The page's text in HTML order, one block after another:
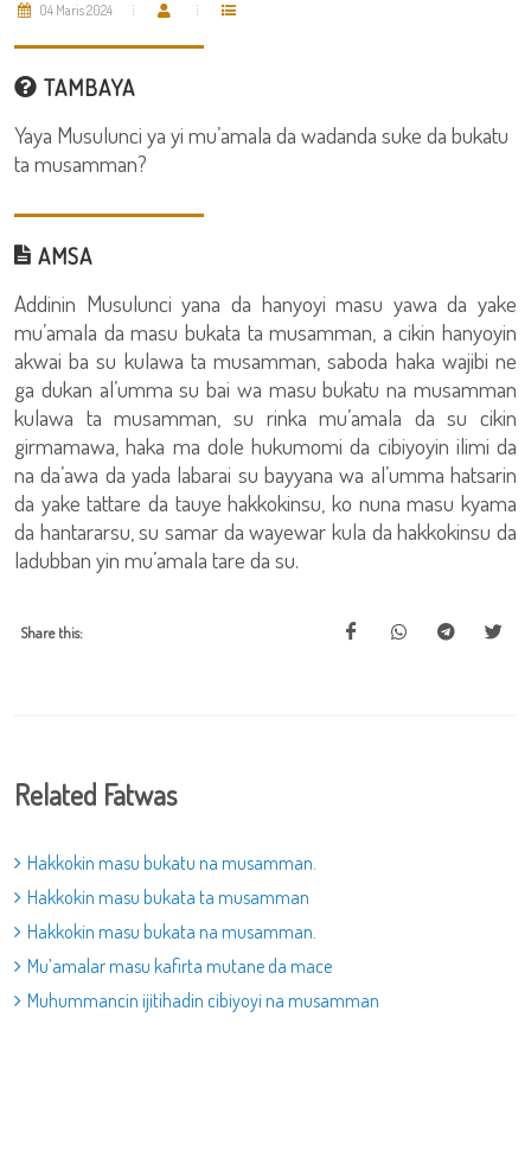
04 Maris 2024
TAMBAYA
Yaya Musulunci ya yi mu’amala da wadanda suke da bukatu
ta musamman?
AMSA
Addinin Musulunci yana da hanyoyi masu yawa da yake
mu’amala da masu bukata ta musamman, a cikin hanyoyin
akwai ba su kulawa ta musamman, saboda haka wajibi ne
ga dukan al’umma su bai wa masu bukatu na musamman
kulawa ta musamman, su rinka mu’amala da su cikin
girmamawa, haka ma dole hukumomi da cibiyoyin ilimi da
na da’awa da yada labarai su bayyana wa al’umma hatsarin
da yake tattare da tauye hakkokinsu, ko nuna masu kyama
da hantararsu, su samar da wayewar kula da hakkokinsu da
ladubban yin mu’amala tare da su.
Share this:
Related Fatwas
Hakkokin masu bukatu na musamman.
Hakkokin masu bukata ta musamman
Hakkokin masu bukata na musamman.
Mu’amalar masu kafirta mutane da mace
Muhummancin ijitihadin cibiyoyi na musamman